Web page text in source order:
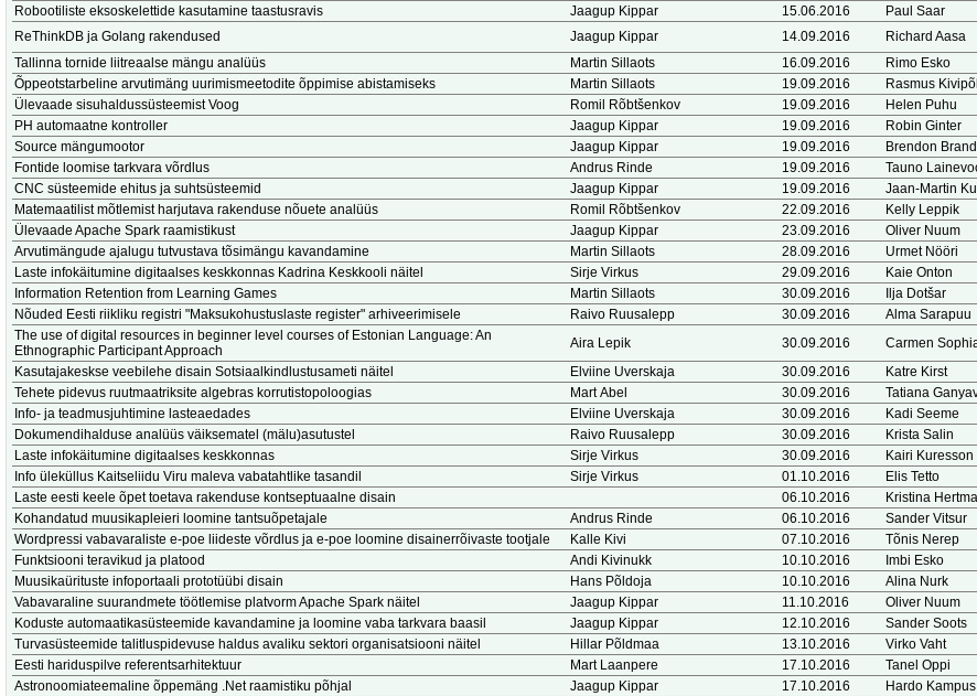
Robootiliste eksoskelettide kasutamine taastusravis
Jaagup Kippar 15.06.2016 Paul Saar
ReThinkDB ja Golang rakendused
Jaagup Kippar 14.09.2016 Richard Aasa
Tallinna tornide liitreaalse mängu analüüs
Martin Sillaots 16.09.2016 Rimo Esko
Õppeotstarbeline arvutimäng uurimismeetodite õppimise abistamiseks
Martin Sillaots 19.09.2016 Rasmus
Ülevaade sisuhaldussüsteemist Voog
Romil Rõbtšenkov 19.09.2016 Helen Puhu
PH automaatne kontroller
Jaagup Kippar 19.09.2016 Robin Ginter
Source mängumootor
Jaagup Kippar 19.09.2016 Brendon
Fontide loomise tarkvara võrdlus
Andrus Rinde 19.09.2016 Tauno
CNC süsteemide ehitus ja suhtsüsteemid
Jaagup Kippar 19.09.2016 Jaan-Martin
Matemaatilist mõtlemist harjutava rakenduse nõuete analüüs
Romil Rõbtšenkov 22.09.2016 Kelly Leppik
Ülevaade Apache Spark raamistikust
Jaagup Kippar 23.09.2016 Oliver Nuum
Arvutimängude ajalugu tutvustava tõsimängu kavandamine
Martin Sillaots 28.09.2016 Urmet Nööri
Laste infokäitumine digitaalses keskkonnas Kadrina Keskkooli näitel
Sirje Virkus 29.09.2016 Kaie Onton
Information Retention from Learning Games
Martin Sillaots 30.09.2016 Ilja Dotšar
Nõuded Eesti riikliku registri "Maksukohustuslaste register" arhiveerimisele
Raivo Ruusalepp 30.09.2016 Alma Sarapuu
The use of digital resources in beginner level courses of Estonian Language: An
Ethnographic Participant Approach
Aira Lepik 30.09.2016 Carmen
Kasutajakeskse veebilehe disain Sotsiaalkindlustusameti näitel
Elviine Uverskaja 30.09.2016 Katre Kirst
Tehete pidevus ruutmaatriksite algebras korrutistopoloogias
Mart Abel 30.09.2016 Tatiana
Info- ja teadmusjuhtimine lasteaedades
Elviine Uverskaja 30.09.2016 Kadi Seeme
Dokumendihalduse analüüs väiksematel (mälu)asutustel
Raivo Ruusalepp 30.09.2016 Krista Salin
Laste infokäitumine digitaalses keskkonnas
Sirje Virkus 30.09.2016 Kairi Kuresson
Info üleküllus Kaitseliidu Viru maleva vabatahtlike tasandil
Sirje Virkus 01.10.2016 Elis Tetto
Laste eesti keele õpet toetava rakenduse kontseptuaalne disain
06.10.2016 Kristina
Kohandatud muusikapleieri loomine tantsuõpetajale
Andrus Rinde 06.10.2016 Sander Vitsur
Wordpressi vabavaraliste e-poe liideste võrdlus ja e-poe loomine disainerrõivaste tootjale
Kalle Kivi 07.10.2016 Tõnis Nerep
Funktsiooni teravikud ja platood
Andi Kivinukk 10.10.2016 Imbi Esko
Muusikaürituste infoportaali prototüübi disain
Hans Põldoja 10.10.2016 Alina Nurk
Vabavaraline suurandmete töötlemise platvorm Apache Spark näitel
Jaagup Kippar 11.10.2016 Oliver Nuum
Koduste automaatikasüsteemide kavandamine ja loomine vaba tarkvara baasil
Jaagup Kippar 12.10.2016 Sander Soots
Turvasüsteemide talitluspidevuse haldus avaliku sektori organisatsiooni näitel
Hillar Põldmaa 13.10.2016 Virko Vaht
Eesti hariduspilve referentsarhitektuur
Mart Laanpere 17.10.2016 Tanel Oppi
Astronoomiateemaline õppemäng .Net raamistiku põhjal
Jaagup Kippar 17.10.2016 Hardo Kampus